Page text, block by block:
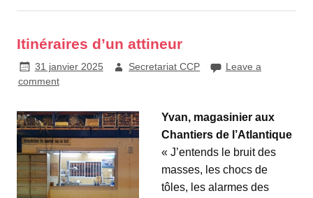
Itinéraires d’un attineur
31 janvier 2025 Secretariat CCP
Leave a
comment
Yvan, magasinier aux
Chantiers de l’Atlantique
« J’entends le bruit des
masses, les chocs de
tôles, les alarmes des